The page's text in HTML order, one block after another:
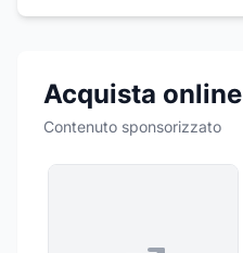
Acquista online
Contenuto sponsorizzato